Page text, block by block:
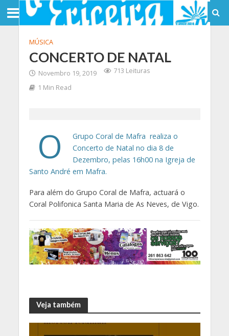
MÚSICA
CONCERTO DE NATAL
Novembro 19, 2019
713 Leituras
1 Min Read
O
Grupo Coral de Mafra realiza o
Concerto de Natal no dia 8 de
Dezembro, pelas 16h00 na Igreja de
Santo André em Mafra.
Para além do Grupo Coral de Mafra, actuará o
Coral Polifonica Santa Maria de As Neves, de Vigo.
Veja também